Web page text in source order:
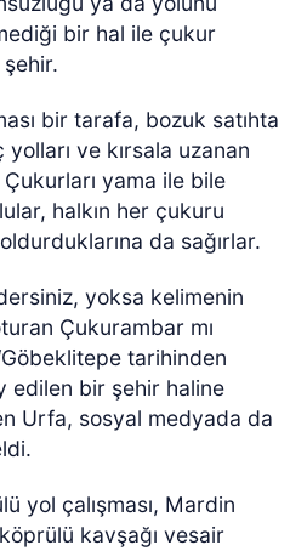
bir hal ile çukur
bir tarafa, bozuk satıhta
ve kırsala uzanan
yama ile bile
halkın her çukuru
da sağırlar.
yoksa kelimenin
Çukurambar mı
tarihinden
edilen bir şehir haline
Urfa, sosyal medyada da
yol çalışması, Mardin
kavşağı vesair